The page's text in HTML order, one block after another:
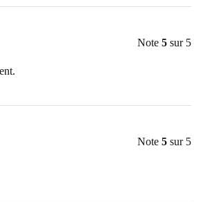
Note 5 sur 5
Note 5 sur 5